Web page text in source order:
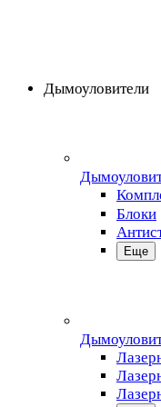
Дымоуловители
Блоки
Еще